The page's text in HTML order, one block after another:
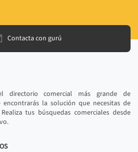
Contacta con gurú
directorio comercial más grande de
la solución que necesitas de
tus búsquedas comerciales desde